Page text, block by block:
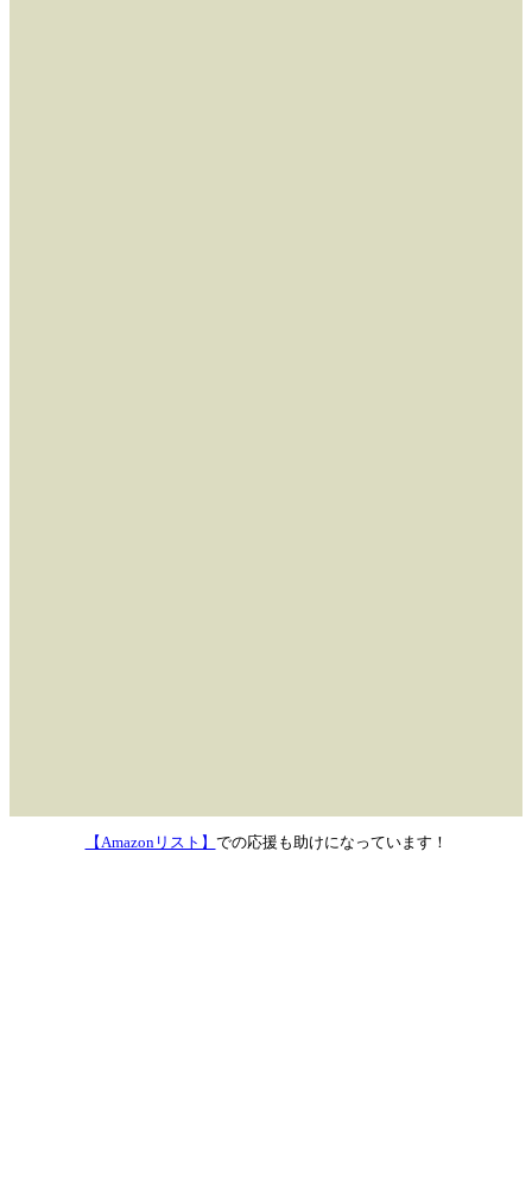
【Amazonリスト】 での応援も助けになっています！